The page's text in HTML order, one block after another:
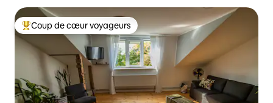
Coups de cœur voyageurs les plus appréciés
Coup de cœur voyageurs